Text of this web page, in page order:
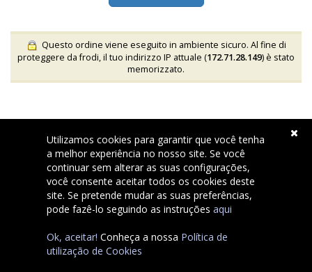
Questo ordine viene eseguito in ambiente sicuro. Al fine di
proteggere da frodi, il tuo indirizzo IP attuale (172.71.28.149) è stato
memorizzato.
Copyright © 2026 Pombaldir.com Serviços Internet Unip, Lda..
All Rights Reserved.
Utilizamos cookies para garantir que você tenha
a melhor experiência no nosso site. Se você
continuar sem alterar as suas configurações,
você consente aceitar todos os cookies deste
site. Se pretende mudar as suas preferências,
pode fazê-lo seguindo as instruçõesaqui
Ok, aceitar! Conheça a nossa Política de
utilização de Cookies